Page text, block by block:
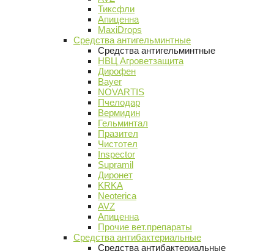
Тиксфли
Апиценна
MaxiDrops
Средства антигельминтные
Средства антигельминтные
НВЦ Агроветзащита
Дирофен
Bayer
NOVARTIS
Пчелодар
Вермидин
Гельминтал
Празител
Чистотел
Inspector
Supramil
Диронет
KRKA
Neoterica
AVZ
Апиценна
Прочие вет.препараты
Средства антибактериальные
Средства антибактериальные